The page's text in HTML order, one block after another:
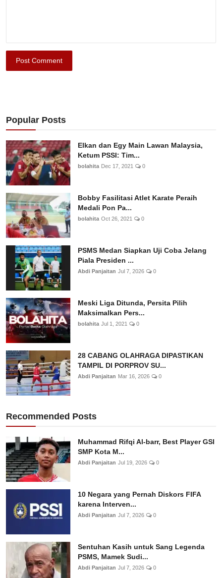
Post Comment
Popular Posts
Elkan dan Egy Main Lawan Malaysia,
Ketum PSSI: Tim...
bolahita Dec 17, 2021 0
Bobby Fasilitasi Atlet Karate Peraih
Medali Pon Pa...
bolahita Oct 26, 2021 0
PSMS Medan Siapkan Uji Coba Jelang
Piala Presiden ...
Abdi Panjaitan Jul 7, 2026 0
Meski Liga Ditunda, Persita Pilih
Maksimalkan Pers...
bolahita Jul 1, 2021 0
28 CABANG OLAHRAGA DIPASTIKAN
TAMPIL DI PORPROV SU...
Abdi Panjaitan Mar 16, 2026 0
Recommended Posts
Muhammad Rifqi Al-barr, Best Player GSI
SMP Kota M...
Abdi Panjaitan Jul 19, 2026 0
10 Negara yang Pernah Diskors FIFA
karena Interven...
Abdi Panjaitan Jul 7, 2026 0
Sentuhan Kasih untuk Sang Legenda
PSMS, Mamek Sudi...
Abdi Panjaitan Jul 7, 2026 0